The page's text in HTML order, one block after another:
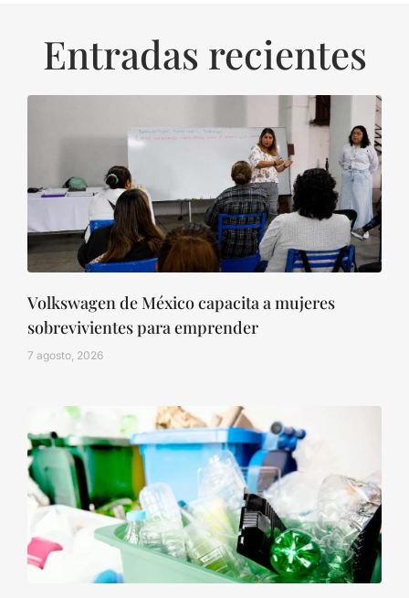
Entradas recientes
Volkswagen de México capacita a mujeres
sobrevivientes para emprender
7 agosto, 2026